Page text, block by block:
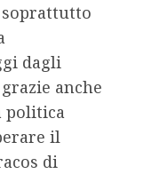
dagli
anche
politica
il
di